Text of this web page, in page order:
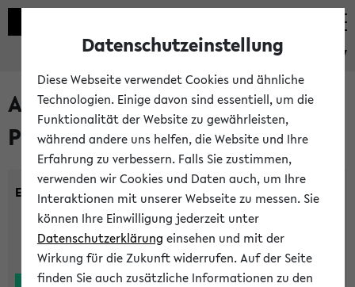
eKVV
Alle noch stattfindenden
Prüfungen
Einrichtung:
Datenschutzeinstellung
Diese Webseite verwendet Cookies und ähnliche
Technologien. Einige davon sind essentiell, um die
Funktionalität der Website zu gewährleisten,
während andere uns helfen, die Website und Ihre
Erfahrung zu verbessern. Falls Sie zustimmen,
verwenden wir Cookies und Daten auch, um Ihre
Interaktionen mit unserer Webseite zu messen. Sie
können Ihre Einwilligung jederzeit unter
Datenschutzerklärung einsehen und mit der
Wirkung für die Zukunft widerrufen. Auf der Seite
finden Sie auch zusätzliche Informationen zu den